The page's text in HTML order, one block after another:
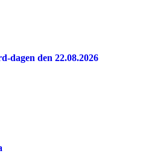
dagen den 22.08.2026